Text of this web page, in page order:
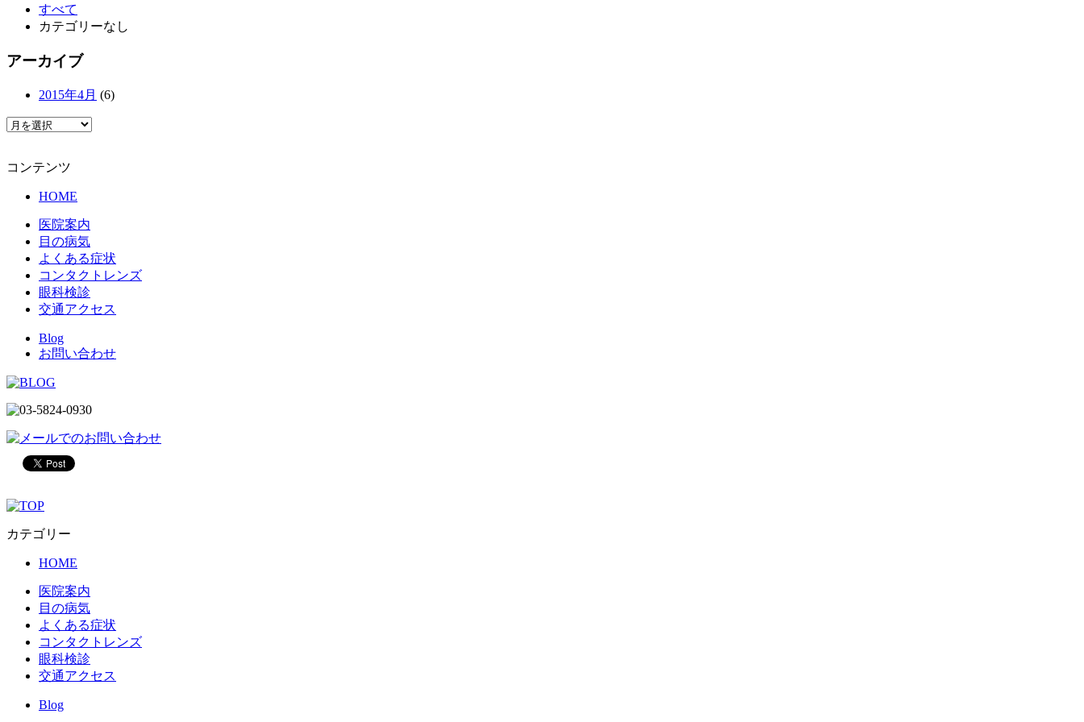
すべて
カテゴリーなし
アーカイブ
2015年4月 (6)
コンテンツ
HOME
医院案内
目の病気
よくある症状
コンタクトレンズ
眼科検診
交通アクセス
Blog
お問い合わせ
カテゴリー
HOME
医院案内
目の病気
よくある症状
コンタクトレンズ
眼科検診
交通アクセス
Blog